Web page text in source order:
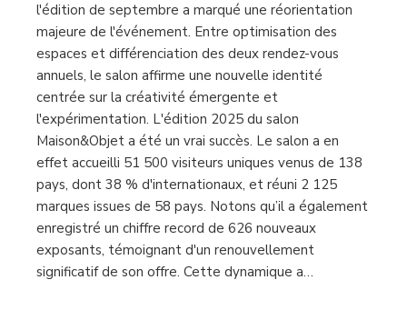
l'édition de septembre a marqué une réorientation
majeure de l'événement. Entre optimisation des
espaces et différenciation des deux rendez-vous
annuels, le salon affirme une nouvelle identité
centrée sur la créativité émergente et
l'expérimentation. L'édition 2025 du salon
Maison&Objet a été un vrai succès. Le salon a en
effet accueilli 51 500 visiteurs uniques venus de 138
pays, dont 38 % d'internationaux, et réuni 2 125
marques issues de 58 pays. Notons qu’il a également
enregistré un chiffre record de 626 nouveaux
exposants, témoignant d'un renouvellement
significatif de son offre. Cette dynamique a…